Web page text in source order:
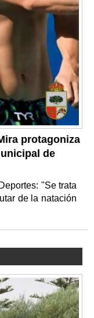
protagoniza
de
"Se trata
de la natación